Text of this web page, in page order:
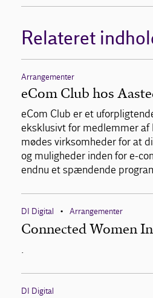
Relateret
Arrangementer
eCom Club hos
eCom Club er et
eksklusivt for medlemmer
mødes virksomheder for at
og muligheder inden for e-
endnu et spændende
DI Digital • Arrangementer
Connected Women
.
DI Digital